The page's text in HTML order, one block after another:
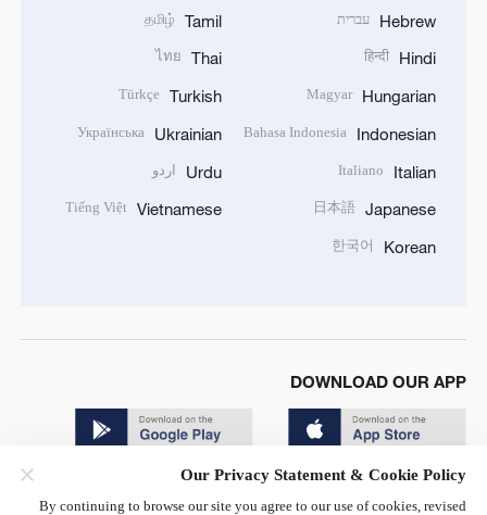
Hebrew עברית
Hindi
हिन्दी
Hungarian
Magyar
Indonesian
Bahasa Indonesia
Italian
Italiano
Japanese
日本語
Korean
한국어
Tamil
தமிழ்
Thai
ไทย
Turkish
Türkçe
Ukrainian
Українська
Urdu اردو
Vietnamese
Tiếng Việt
DOWNLOAD OUR APP
Our Privacy Statement & Cookie Policy
By continuing to browse our site you agree to our use of cookies, revised